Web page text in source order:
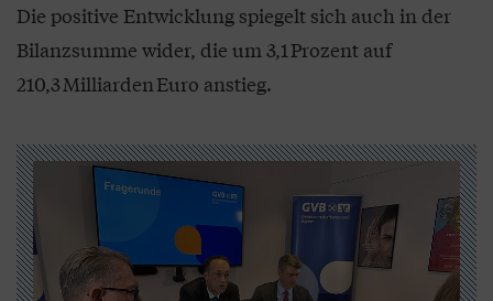
Die positive Entwicklung spiegelt sich auch in der
Bilanzsumme wider, die um 3,1 Prozent auf
210,3 Milliarden Euro anstieg.